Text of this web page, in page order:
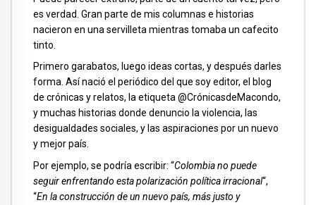
es verdad. Gran parte de mis columnas e historias
nacieron en una servilleta mientras tomaba un cafecito
tinto.
Primero garabatos, luego ideas cortas, y después darles
forma. Así nació el periódico del que soy editor, el blog
de crónicas y relatos, la etiqueta @CrónicasdeMacondo,
y muchas historias donde denuncio la violencia, las
desigualdades sociales, y las aspiraciones por un nuevo
y mejor país.
Por ejemplo, se podría escribir: “Colombia no puede
seguir enfrentando esta polarización política irracional“,
“En la construcción de un nuevo país, más justo y